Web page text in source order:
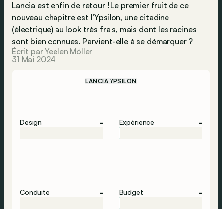
Lancia est enfin de retour ! Le premier fruit de ce
nouveau chapitre est l’Ypsilon, une citadine
(électrique) au look très frais, mais dont les racines
sont bien connues. Parvient-elle à se démarquer ?
Écrit par Yeelen Möller
31 Mai 2024
LANCIA YPSILON
Design - Expérience -
Conduite - Budget -